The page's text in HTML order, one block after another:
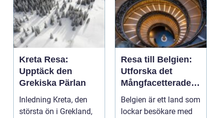
Kreta Resa:
Upptäck den
Grekiska Pärlan
Inledning Kreta, den
största ön i Grekland,
Resa till Belgien:
Utforska det
Mångfacetterade
Landet
Belgien är ett land som
lockar besökare med